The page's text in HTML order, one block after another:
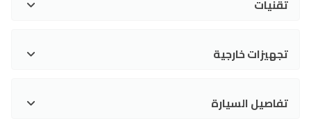
تقنيات
تجهيزات خارجية
تفاصيل السيارة